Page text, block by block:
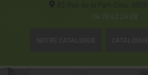
82 Rue de la Part-Dieu,
04 78 42 24 08
NOTRE CATALOGUE